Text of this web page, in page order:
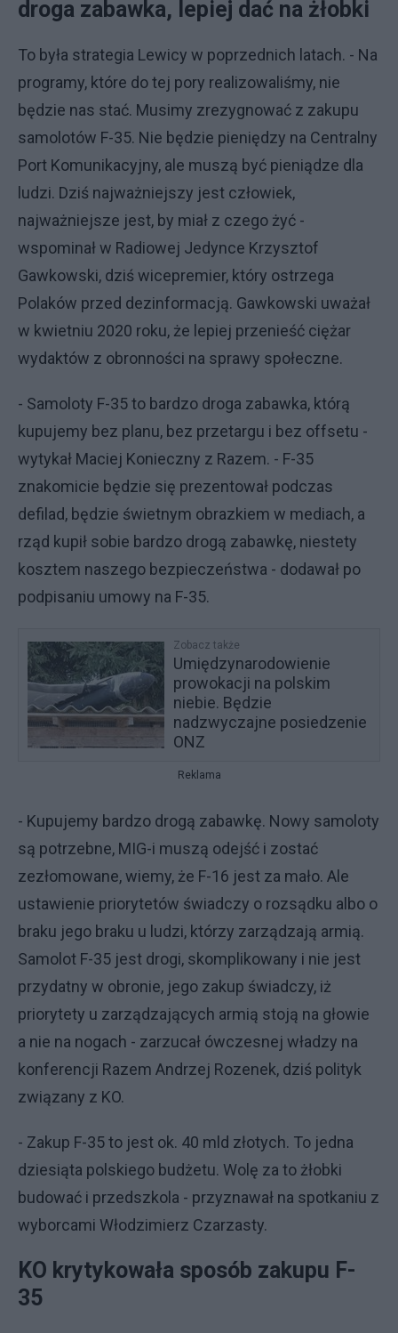
droga zabawka, lepiej dać na żłobki
To była strategia Lewicy w poprzednich latach. - Na
programy, które do tej pory realizowaliśmy, nie
będzie nas stać. Musimy zrezygnować z zakupu
samolotów F-35. Nie będzie pieniędzy na Centralny
Port Komunikacyjny, ale muszą być pieniądze dla
ludzi. Dziś najważniejszy jest człowiek,
najważniejsze jest, by miał z czego żyć -
wspominał w Radiowej Jedynce Krzysztof
Gawkowski, dziś wicepremier, który ostrzega
Polaków przed dezinformacją. Gawkowski uważał
w kwietniu 2020 roku, że lepiej przenieść ciężar
wydaktów z obronności na sprawy społeczne.
- Samoloty F-35 to bardzo droga zabawka, którą
kupujemy bez planu, bez przetargu i bez offsetu -
wytykał Maciej Konieczny z Razem. - F-35
znakomicie będzie się prezentował podczas
defilad, będzie świetnym obrazkiem w mediach, a
rząd kupił sobie bardzo drogą zabawkę, niestety
kosztem naszego bezpieczeństwa - dodawał po
podpisaniu umowy na F-35.
Zobacz także
Umiędzynarodowienie
prowokacji na polskim
niebie. Będzie
nadzwyczajne posiedzenie
ONZ
Reklama
- Kupujemy bardzo drogą zabawkę. Nowy samoloty
są potrzebne, MIG-i muszą odejść i zostać
zezłomowane, wiemy, że F-16 jest za mało. Ale
ustawienie priorytetów świadczy o rozsądku albo o
braku jego braku u ludzi, którzy zarządzają armią.
Samolot F-35 jest drogi, skomplikowany i nie jest
przydatny w obronie, jego zakup świadczy, iż
priorytety u zarządzających armią stoją na głowie
a nie na nogach - zarzucał ówczesnej władzy na
konferencji Razem Andrzej Rozenek, dziś polityk
związany z KO.
- Zakup F-35 to jest ok. 40 mld złotych. To jedna
dziesiąta polskiego budżetu. Wolę za to żłobki
budować i przedszkola - przyznawał na spotkaniu z
wyborcami Włodzimierz Czarzasty.
KO krytykowała sposób zakupu F-
35